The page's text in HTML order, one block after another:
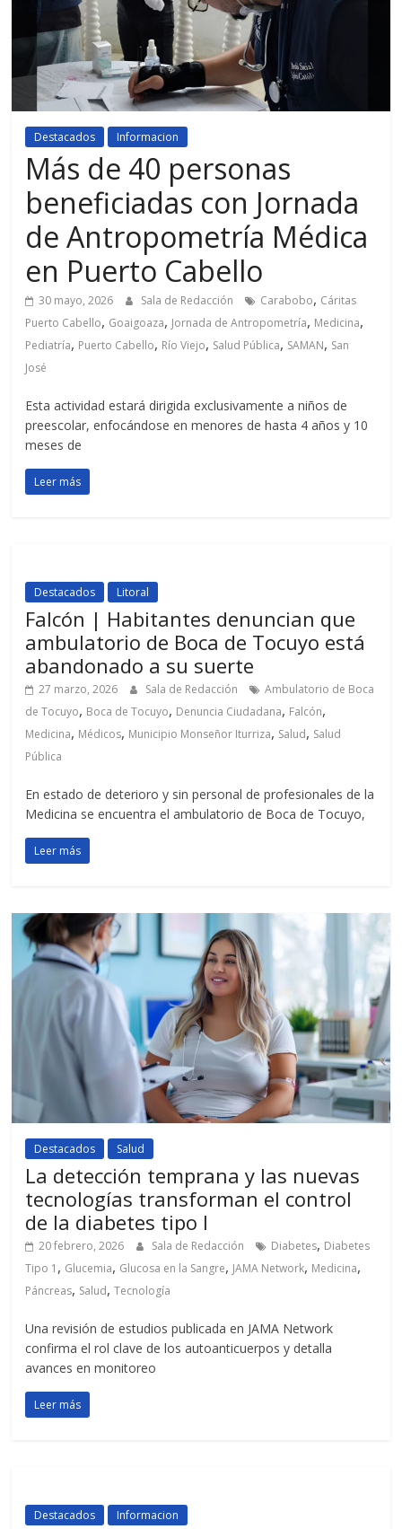
Destacados Informacion
Más de 40 personas
beneficiadas con Jornada
de Antropometría Médica
en Puerto Cabello
30 mayo, 2026 Sala de Redacción Carabobo, Cáritas
Puerto Cabello, Goaigoaza, Jornada de Antropometría, Medicina,
Pediatría, Puerto Cabello, Río Viejo, Salud Pública, SAMAN, San
José
Esta actividad estará dirigida exclusivamente a niños de
preescolar, enfocándose en menores de hasta 4 años y 10
meses de
Leer más
Destacados Litoral
Falcón | Habitantes denuncian que
ambulatorio de Boca de Tocuyo está
abandonado a su suerte
27 marzo, 2026 Sala de Redacción
Ambulatorio de Boca
de Tocuyo, Boca de Tocuyo, Denuncia Ciudadana, Falcón,
Medicina, Médicos, Municipio Monseñor Iturriza, Salud, Salud
Pública
En estado de deterioro y sin personal de profesionales de la
Medicina se encuentra el ambulatorio de Boca de Tocuyo,
Leer más
Destacados Salud
La detección temprana y las nuevas
tecnologías transforman el control
de la diabetes tipo I
20 febrero, 2026 Sala de Redacción Diabetes, Diabetes
Tipo 1 , Glucemia, Glucosa en la Sangre, JAMA Network, Medicina,
Páncreas, Salud,Tecnología
Una revisión de estudios publicada en JAMA Network
confirma el rol clave de los autoanticuerpos y detalla
avances en monitoreo
Leer más
Destacados Informacion